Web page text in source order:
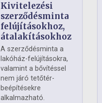
Kivitelezési
szerződésminta
felújításokhoz,
átalakításokhoz
A szerződésminta a
lakóház-felújításokra,
valamint a bővítéssel
nem járó tetőtér-
beépítésekre
alkalmazható.